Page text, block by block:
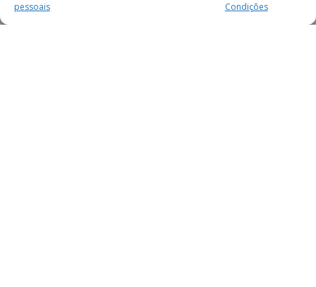
pessoais
Condições